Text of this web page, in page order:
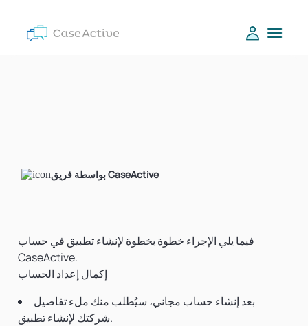
بواسطة فريق CaseActive
فيما يلي الإجراء خطوة بخطوة لإنشاء تطبيق في حساب
CaseActive.
إكمال إعداد الحساب
بعد إنشاء حساب مجاني، سيُطلب منك ملء تفاصيل
شركتك لإنشاء تطبيق.